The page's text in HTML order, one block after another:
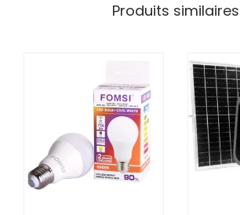
Enregistrer mon nom, mon e-mail et
le navigateur pour mon prochain
Produits similaires